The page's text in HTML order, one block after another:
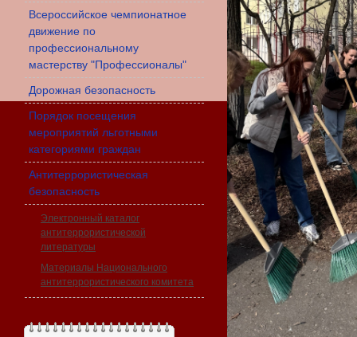
Всероссийское чемпионатное
движение по
профессиональному
мастерству "Профессионалы"
Дорожная безопасность
Порядок посещения
мероприятий льготными
категориями граждан
Антитеррористическая
безопасность
Электронный каталог
антитеррористической
литературы
Материалы Национального
антитеррористического комитета